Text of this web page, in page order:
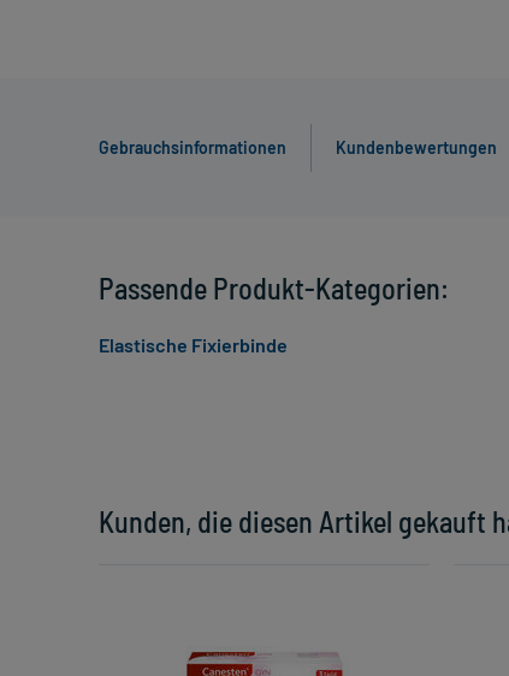
Gebrauchsinformationen Kundenbewertungen
Kunden, die diesen Artikel gekauft
Passende Produkt-Kategorien:
Elastische Fixierbinde